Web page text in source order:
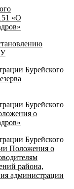
«О
Бурейского
Бурейского
о
Бурейского
Положения о
района,
администрации